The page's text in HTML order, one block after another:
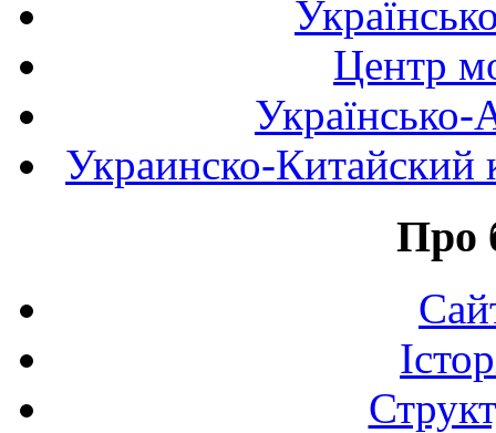
Центр
Українсько-
Украинско-Китайский
Про